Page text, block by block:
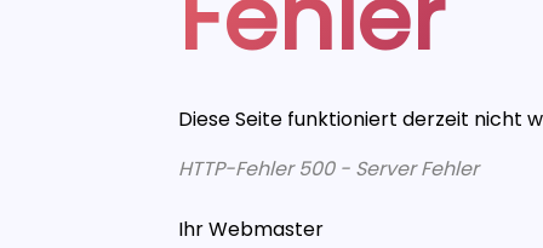
Diese Seite funktioniert derzeit nicht
HTTP-Fehler 500 - Server Fehler
Ihr Webmaster